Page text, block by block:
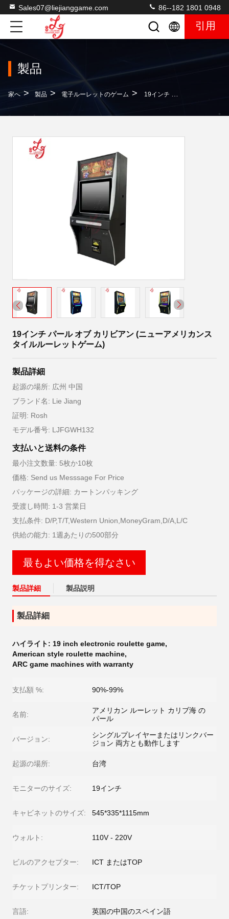
Sales07@liejianggame.com 86--182 1801 0948
引用
製品
家へ > 製品 > 電子ルーレットのゲーム > 19インチ パール オブ カリビアン (ニューアメリカンスタイルルーレットゲーム)
19インチ パール オブ カリビアン (ニューアメリカンス
タイルルーレットゲーム)
製品詳細
起源の場所: 広州 中国
ブランド名: Lie Jiang
証明: Rosh
モデル番号: LJFGWH132
支払いと送料の条件
最小注文数量: 5枚か10枚
価格: Send us Messsage For Price
パッケージの詳細: カートンパッキング
受渡し時間: 1-3 営業日
支払条件: D/P,T/T,Western Union,MoneyGram,D/A,L/C
供給の能力: 1週あたりの500部分
最もよい価格を得なさい
製品詳細 製品説明
製品詳細
ハイライト: 19 inch electronic roulette game,
American style roulette machine,
ARC game machines with warranty
支払額 %: 90%-99%
名前:
アメリカン ルーレット カリブ海 の
パール
バージョン:
シングルプレイヤーまたはリンクバー
ジョン 両方とも動作します
起源の場所: 台湾
モニターのサイズ: 19インチ
キャビネットのサイズ: 545*335*1115mm
ウォルト: 110V - 220V
ビルのアクセプター: ICT またはTOP
チケットプリンター: ICT/TOP
言語: 英国の中国のスペイン語